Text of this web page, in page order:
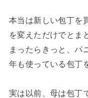
本当は新しい包丁を
を変えただけでとま
まったらきっと、パ
年も使っている包丁
実は以前、母は包丁